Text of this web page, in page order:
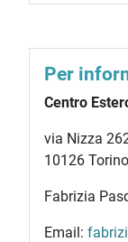
Per
Centro
via Nizza
10126
Fabrizia
Email: